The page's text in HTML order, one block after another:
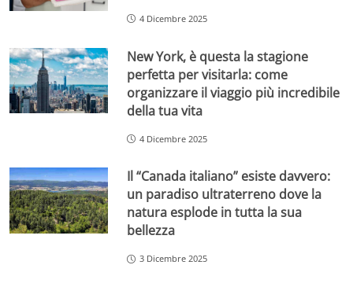
4 Dicembre 2025
New York, è questa la stagione
perfetta per visitarla: come
organizzare il viaggio più incredibile
della tua vita
4 Dicembre 2025
Il “Canada italiano” esiste davvero:
un paradiso ultraterreno dove la
natura esplode in tutta la sua
bellezza
3 Dicembre 2025